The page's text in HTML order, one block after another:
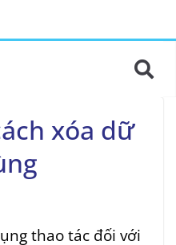
xóa dữ
thao tác đối với